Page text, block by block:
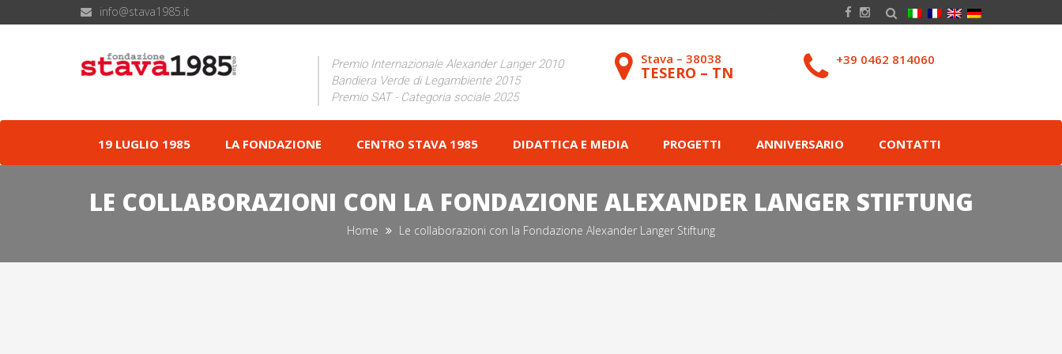
info@stava1985.it
Premio Internazionale Alexander Langer 2010
Bandiera Verde di Legambiente 2015
Premio SAT - Categoria sociale 2025
Stava – 38038
TESERO – TN
+39 0462 814060
19 LUGLIO 1985 LA FONDAZIONE CENTRO STAVA 1985 DIDATTICA E MEDIA PROGETTI ANNIVERSARIO CONTATTI
LE COLLABORAZIONI CON LA FONDAZIONE ALEXANDER LANGER STIFTUNG
Home Le collaborazioni con la Fondazione Alexander Langer Stiftung